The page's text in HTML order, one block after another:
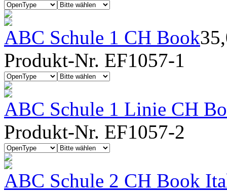
ABC Schule 1 CH Book
Produkt-Nr. EF1057-1
ABC Schule 1 Linie CH
Produkt-Nr. EF1057-2
ABC Schule 2 CH Book